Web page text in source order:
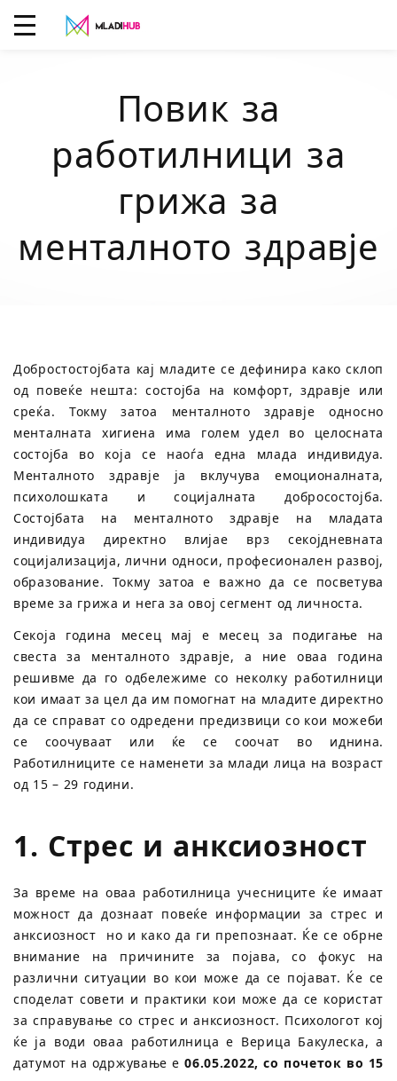
Повик за
работилници за
грижа за
менталното здравје
Добростостојбата кај младите се дефинира како склоп
од повеќе нешта: состојба на комфорт, здравје или
среќа. Токму затоа менталното здравје односно
менталната хигиена има голем удел во целосната
состојба во која се наоѓа една млада индивидуа.
Менталното здравје ја вклучува емоционалната,
психолошката и социјалната добросостојба.
Состојбата на менталното здравје на младата
индивидуа директно влијае врз секојдневната
социјализација, лични односи, професионален развој,
образование. Токму затоа е важно да се посветува
време за грижа и нега за овој сегмент од личноста.
Секоја година месец мај е месец за подигање на
свеста за менталното здравје, а ние оваа година
решивме да го одбележиме со неколку работилници
кои имаат за цел да им помогнат на младите директно
да се справат со одредени предизвици со кои можеби
се соочуваат или ќе се соочат во иднина.
Работилниците се наменети за млади лица на возраст
од 15 – 29 години.
1. Стрес и анксиозност
За време на оваа работилница учесниците ќе имаат
можност да дознаат повеќе информации за стрес и
анксиозност но и како да ги препознаат. Ќе се обрне
внимание на причините за појава, со фокус на
различни ситуации во кои може да се појават. Ќе се
споделат совети и практики кои може да се користат
за справување со стрес и анксиозност. Психологот кој
ќе ја води оваа работилница е Верица Бакулеска, а
датумот на одржување е06.05.2022, со почеток во 15